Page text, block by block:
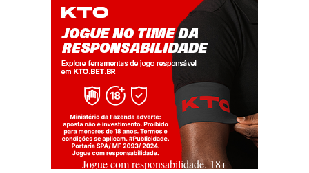
Jogue com responsabilidade. 18+